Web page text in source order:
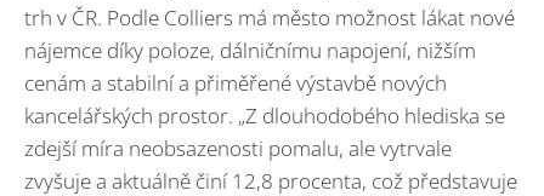
trh v ČR. Podle Colliers má město možnost lákat nové
nájemce díky poloze, dálničnímu napojení, nižším
cenám a stabilní a přiměřené výstavbě nových
kancelářských prostor. „Z dlouhodobého hlediska se
zdejší míra neobsazenosti pomalu, ale vytrvale
zvyšuje a aktuálně činí 12,8 procenta, což představuje